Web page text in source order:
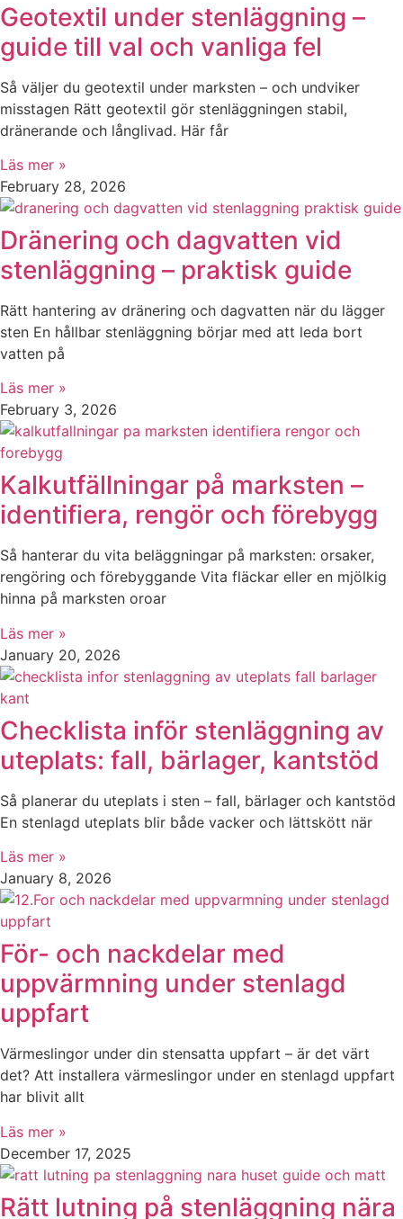
Geotextil under stenläggning –
guide till val och vanliga fel
Så väljer du geotextil under marksten – och undviker
misstagen Rätt geotextil gör stenläggningen stabil,
dränerande och långlivad. Här får
Läs mer »
February 28, 2026
Dränering och dagvatten vid
stenläggning – praktisk guide
Rätt hantering av dränering och dagvatten när du lägger
sten En hållbar stenläggning börjar med att leda bort
vatten på
Läs mer »
February 3, 2026
Kalkutfällningar på marksten –
identifiera, rengör och förebygg
Så hanterar du vita beläggningar på marksten: orsaker,
rengöring och förebyggande Vita fläckar eller en mjölkig
hinna på marksten oroar
Läs mer »
January 20, 2026
Checklista inför stenläggning av
uteplats: fall, bärlager, kantstöd
Så planerar du uteplats i sten – fall, bärlager och kantstöd
En stenlagd uteplats blir både vacker och lättskött när
Läs mer »
January 8, 2026
För- och nackdelar med
uppvärmning under stenlagd
uppfart
Värmeslingor under din stensatta uppfart – är det värt
det? Att installera värmeslingor under en stenlagd uppfart
har blivit allt
Läs mer »
December 17, 2025
Rätt lutning på stenläggning nära